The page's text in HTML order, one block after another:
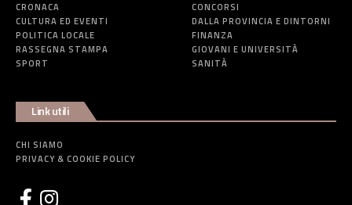
CRONACA
CULTURA ED EVENTI
POLITICA LOCALE
RASSEGNA STAMPA
SPORT
CONCORSI
DALLA PROVINCIA E DINTORNI
FINANZA
GIOVANI E UNIVERSITÀ
SANITÀ
Link utili
CHI SIAMO
PRIVACY & COOKIE POLICY